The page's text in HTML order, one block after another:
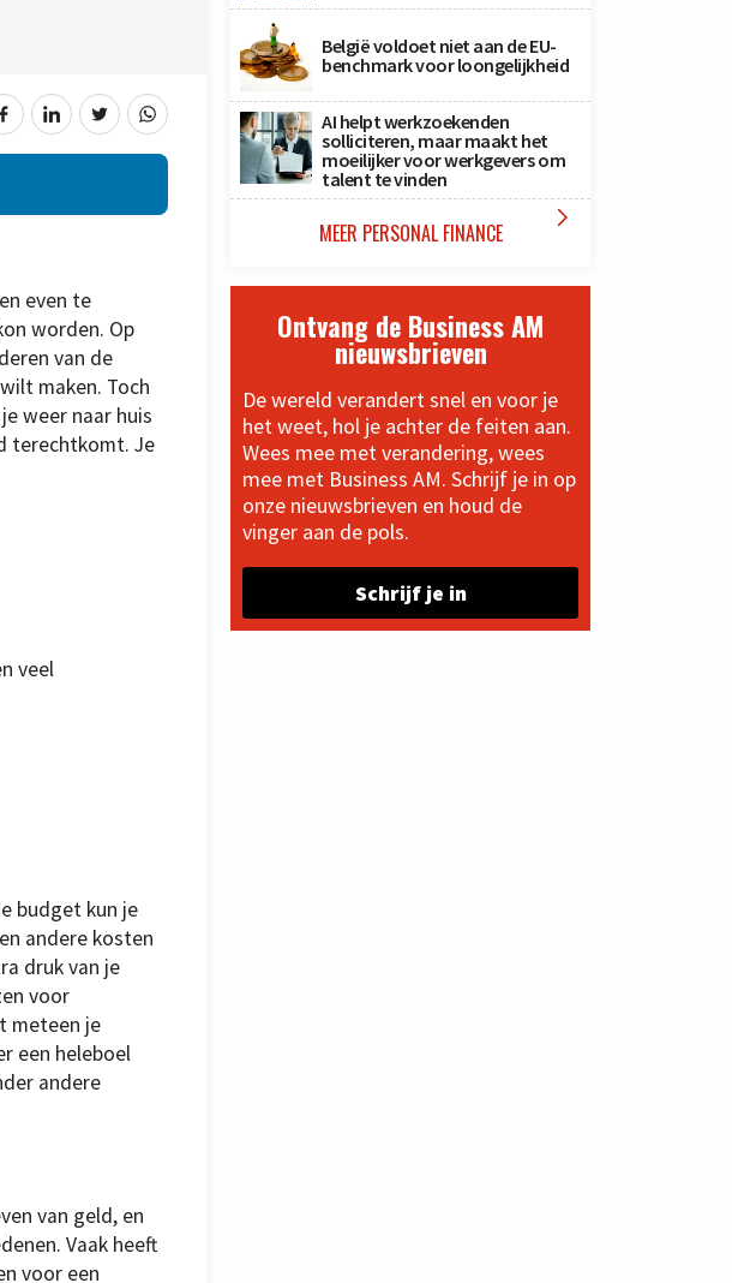
even te
worden. Op
van de
maken. Toch
weer naar huis
terechtkomt. Je
veel
budget kun je
andere kosten
druk van je
voor
meteen je
een heleboel
andere
van geld, en
Vaak heeft
voor een
België voldoet niet aan de EU-
benchmark voor loongelijkheid
AI helpt werkzoekenden
solliciteren, maar maakt het
moeilijker voor werkgevers om
talent te vinden
MEER PERSONAL FINANCE 
Ontvang de Business AM
nieuwsbrieven
De wereld verandert snel en voor je
het weet, hol je achter de feiten aan.
Wees mee met verandering, wees
mee met Business AM. Schrijf je in op
onze nieuwsbrieven en houd de
vinger aan de pols.
Schrijf je in